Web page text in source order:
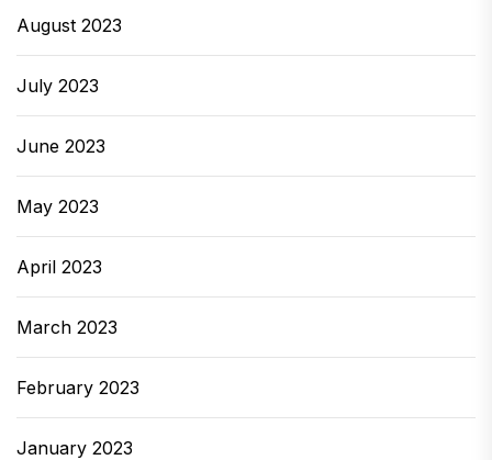
August 2023
July 2023
June 2023
May 2023
April 2023
March 2023
February 2023
January 2023